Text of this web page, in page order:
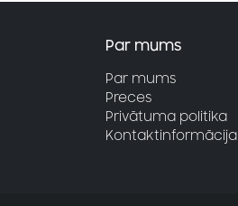
Par mums
Par mums
Preces
Privātuma politika
Kontaktinformācija